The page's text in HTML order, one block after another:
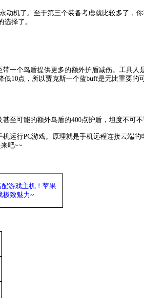
机了。至于第三个装备考虑就比较多了，
择了。
带一个鸟盾提供更多的额外护盾减伤。工具人
10点，所以贾克斯一个蓝buff是无比重要的
至可能的额外鸟盾的400点护盾，坦度不可不
机运行PC游戏。原理就是手机远程连接云端
吧~~
配游戏主机！苹果
极致魅力~